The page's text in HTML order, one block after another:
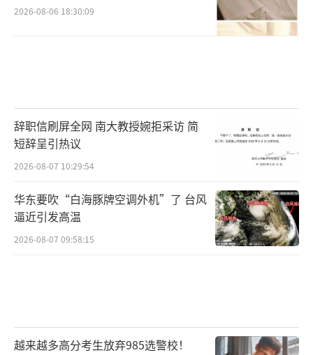
2026-08-06 18:30:09
辞职信刷屏全网 南大教授婉拒采访 简
短辞呈引热议
2026-08-07 10:29:54
华东要吹“白海豚牌空调外机”了 台风
逼近引发高温
2026-08-07 09:58:15
越来越多高分考生放弃985选警校！